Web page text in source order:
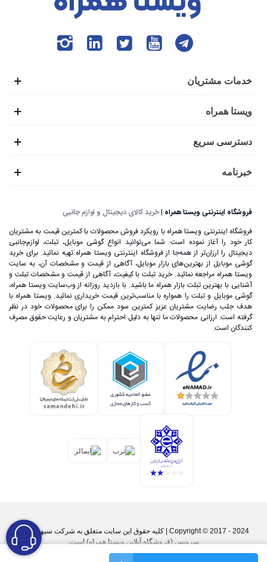
خدمات مشتریان
ویستا همراه
دسترسی سریع
خبرنامه
فروشگاه اینترنتی ویستا همراه |خرید کالای دیجیتال و لوازم جانبی
فروشگاه اینترنتی ویستا همراه با رویکرد فروش محصولات با کمترین قیمت به مشتریان
کار خود را آغاز نموده است. شما می‌توانید انواع گوشی موبایل، تبلت، لوازم‌جانبی
دیجیتال را ارزان‌تر از همه‌جا از فروشگاه اینترنتی ویستا همراه تهیه نمائید. برای خرید
گوشی موبایل از بهترین‌های بازار موبایل، آگاهی از قیمت و مشخصات آن، به ‌سایت
ویستا همراه مراجعه نمائید. خرید تبلت با کیفیت، آگاهی از قیمت و مشخصات تبلت و
آشنایی با بهترین تبلت بازار همراه ما باشید. با بازدید روزانه از وب‌سایت ویستا همراه،
گوشی موبایل و تبلت را همواره با مناسب‌ترین قیمت خریداری نمائید. ویستا همراه با
هدف جلب رضایت مشتریان عزیز کمترین سود ممکن را برای محصولات خود در نظر
گرفته است. ارزانی محصولات ما تنها به دلیل احترام به مشتریان و رعایت حقوق مصرف
کنندگان است.
Copyright © 2017 - 2024 | کليه حقوق اين سايت متعلق به شرکت سپهر پارس
سرویس (فروشگاه آنلاین ویستا همراه) است.